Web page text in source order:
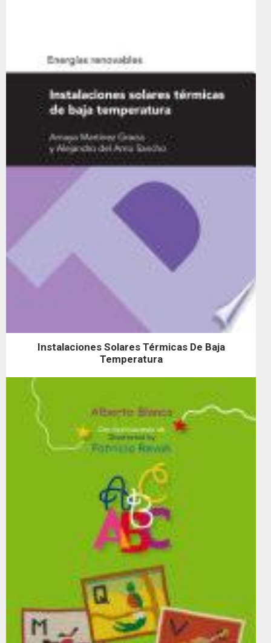
Instalaciones Solares Térmicas De Baja
Temperatura